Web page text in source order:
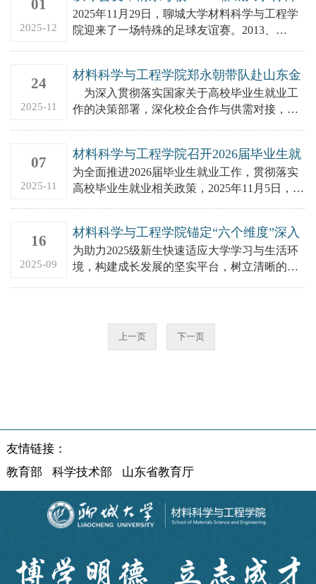
01
2025-12
学院举办校友足球友谊赛
2025年11月29日，聊城大学材料科学与工程学
院迎来了一场特殊的足球友谊赛。2013、
24
2025-11
材料科学与工程学院郑永朝带队赴山东金
麒麟股份有限公司开展访企拓岗专项行动
为深入贯彻落实国家关于高校毕业生就业工
作的决策部署，深化校企合作与供需对接，
07
2025-11
材料科学与工程学院召开2026届毕业生就
业工作专题座谈会
为全面推进2026届毕业生就业工作，贯彻落实
高校毕业生就业相关政策，2025年11月5日，聊
16
2025-09
材料科学与工程学院锚定“六个维度”深入
开展2025级新生入学教育
为助力2025级新生快速适应大学学习与生活环
境，构建成长发展的坚实平台，树立清晰的学
上一页 下一页
友情链接：
教育部
科学技术部 山东省教育厅